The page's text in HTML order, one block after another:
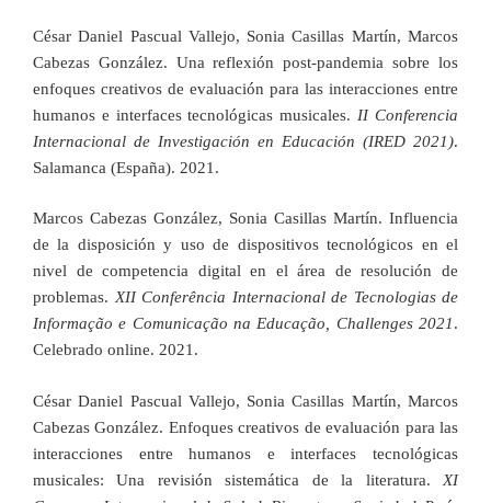
César Daniel Pascual Vallejo, Sonia Casillas Martín, Marcos
Cabezas González. Una reflexión post-pandemia sobre los
enfoques creativos de evaluación para las interacciones entre
humanos e interfaces tecnológicas musicales. II Conferencia
Internacional de Investigación en Educación (IRED 2021).
Salamanca (España). 2021.
Marcos Cabezas González, Sonia Casillas Martín. Influencia
de la disposición y uso de dispositivos tecnológicos en el
nivel de competencia digital en el área de resolución de
problemas. XII Conferência Internacional de Tecnologias de
Informação e Comunicação na Educação, Challenges 2021.
Celebrado online. 2021.
César Daniel Pascual Vallejo, Sonia Casillas Martín, Marcos
Cabezas González. Enfoques creativos de evaluación para las
interacciones entre humanos e interfaces tecnológicas
musicales: Una revisión sistemática de la literatura. XI